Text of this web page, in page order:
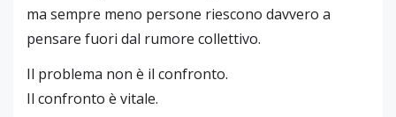
ma sempre meno persone riescono davvero a
pensare fuori dal rumore collettivo.
Il problema non è il confronto.
Il confronto è vitale.